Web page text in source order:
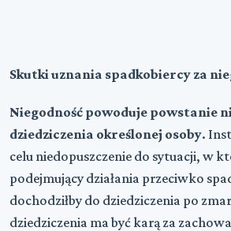
Skutki uznania spadkobiercy za
Niegodność powoduje powstanie
dziedziczenia określonej osoby.
celu niedopuszczenie do sytuacji, w
podejmujący działania przeciwko
dochodziłby do dziedziczenia po
dziedziczenia ma być karą za